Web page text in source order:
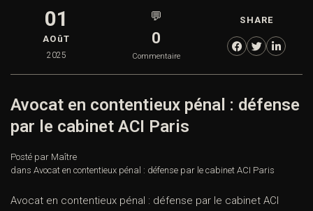
01
AOûT
2025
💬
0
Commentaire
SHARE
Avocat en contentieux pénal : défense
par le cabinet ACI Paris
Posté par Maître
dans Avocat en contentieux pénal : défense par le cabinet ACI Paris
Avocat en contentieux pénal : défense par le cabinet ACI